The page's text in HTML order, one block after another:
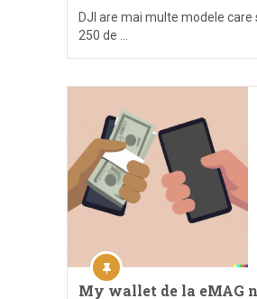
DJI are mai multe modele care
250 de …
My wallet de la eMAG